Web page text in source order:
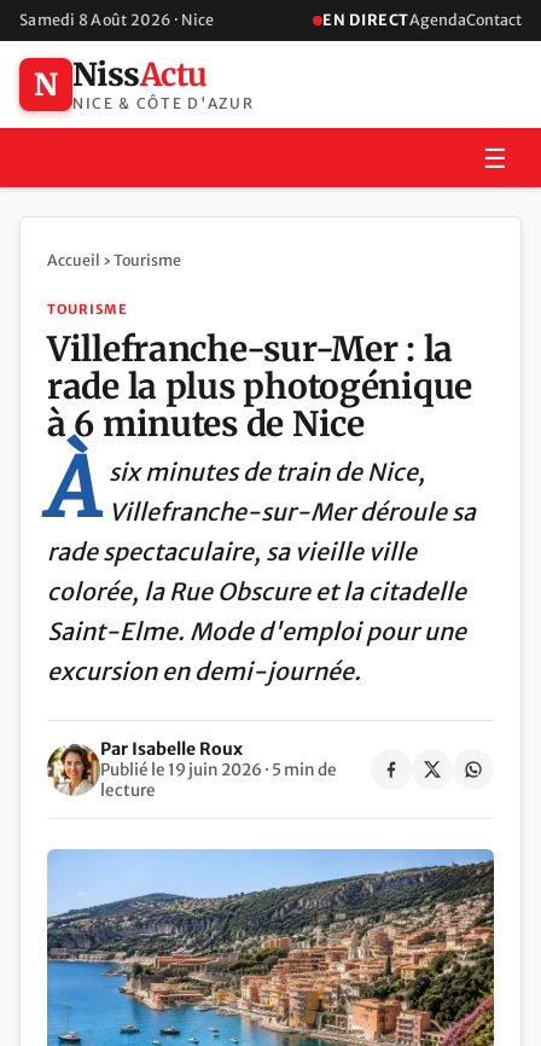
Samedi 8 Août 2026 · Nice EN DIRECTAgendaContact
N NissActu
NICE & CÔTE D'AZUR
☰
Accueil › Tourisme
TOURISME
Villefranche-sur-Mer : la
rade la plus photogénique
à 6 minutes de Nice
À six minutes de train de Nice,
Villefranche-sur-Mer déroule sa
rade spectaculaire, sa vieille ville
colorée, la Rue Obscure et la citadelle
Saint-Elme. Mode d'emploi pour une
excursion en demi-journée.
Par Isabelle Roux
Publié le 19 juin 2026 · 5 min de
lecture